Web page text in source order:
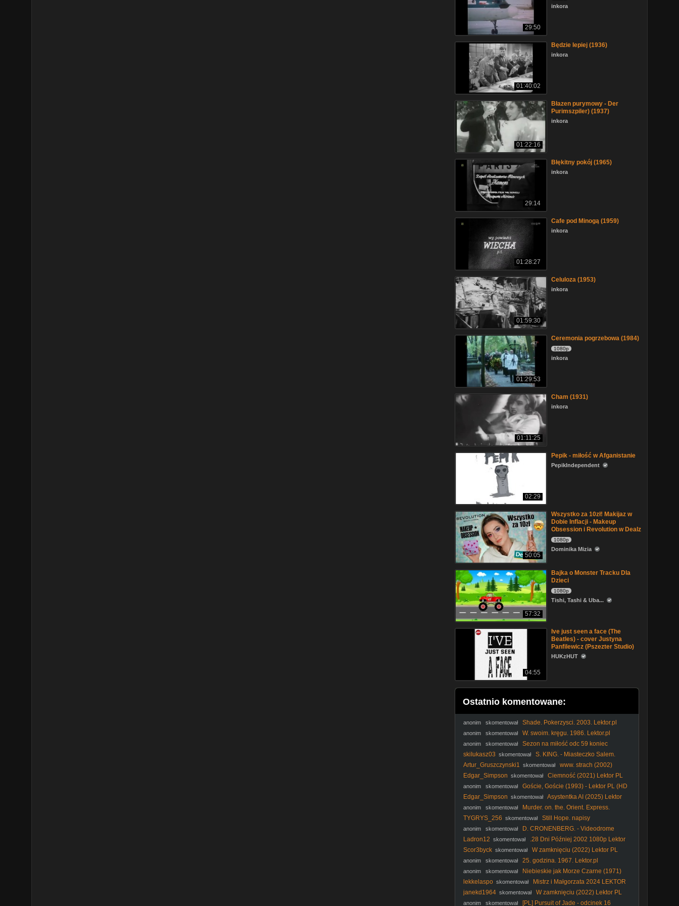
29:50
inkora
01:40:02
Będzie lepiej (1936)
inkora
01:22:16
Błazen purymowy - Der
Purimszpiler) (1937)
inkora
29:14
Błękitny pokój (1965)
inkora
01:28:27
Cafe pod Minogą (1959)
inkora
01:59:30
Celuloza (1953)
inkora
01:29:53
Ceremonia pogrzebowa (1984)
1080p
inkora
01:11:25
Cham (1931)
inkora
02:29
Pepik - miłość w Afganistanie
PepikIndependent
50:05
Wszystko za 10zł! Makijaz w
Dobie Inflacji - Makeup
Obsession i Revolution w Dealz
1080p
Dominika Mizia
57:32
Bajka o Monster Tracku Dla
Dzieci
1080p
Tishi, Tashi & Uba...
04:55
Ive just seen a face (The
Beatles) - cover Justyna
Panfilewicz (Pszezter Studio)
HUKzHUT
Ostatnio komentowane:
anonim skomentował Shade. Pokerzysci. 2003. Lektor.pl
anonim skomentował W. swoim. kręgu. 1986. Lektor.pl
anonim skomentował
Sezon na miłość odc 59 koniec
skiIukasz03 skomentował
S. KING. - Miasteczko Salem.
(1979) napisy
Artur_Gruszczynski1 skomentował
www. strach (2002)
Edgar_Simpson skomentował Ciemność (2021) Lektor PL
anonim skomentował
Goście, Goście (1993) - Lektor PL (HD
1080p + Poprawiony dźwięk)
Edgar_Simpson skomentował Asystentka AI (2025) Lektor
anonim skomentował
Murder. on. the. Orient. Express.
Morderstwo. w. Orient. Expressie. 2017. Lektor.pl
TYGRYS_256 skomentował Still Hope. napisy
anonim skomentował
D. CRONENBERG. - Videodrome
(1983)
Ladron12 skomentował
.28 Dni Później 2002 1080p Lektor
PL
Scor3byck skomentował W zamknięciu (2022) Lektor PL
anonim skomentował 25. godzina. 1967. Lektor.pl
anonim skomentował
Niebieskie jak Morze Czarne (1971)
lekkelaspo skomentował
Mistrz i Małgorzata 2024 LEKTOR
PL The Master and Margarita 2024 LEKTOR PL
janekd1964 skomentował W zamknięciu (2022) Lektor PL
anonim skomentował [PL] Pursuit of Jade - odcinek 16